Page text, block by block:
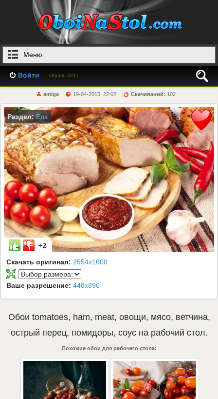
Меню
Войти Обоев: 2217
amiga 19-04-2015, 22:02 Скачиваний: 102
Раздел:Еда
+2
Скачать оригинал: 2554x1600
Ваше разрешение: 448x896
Обои tomatoes, ham, meat, овощи, мясо, ветчина,
острый перец, помидоры, соусна рабочий стол.
Похожие обои для рабочего стола: